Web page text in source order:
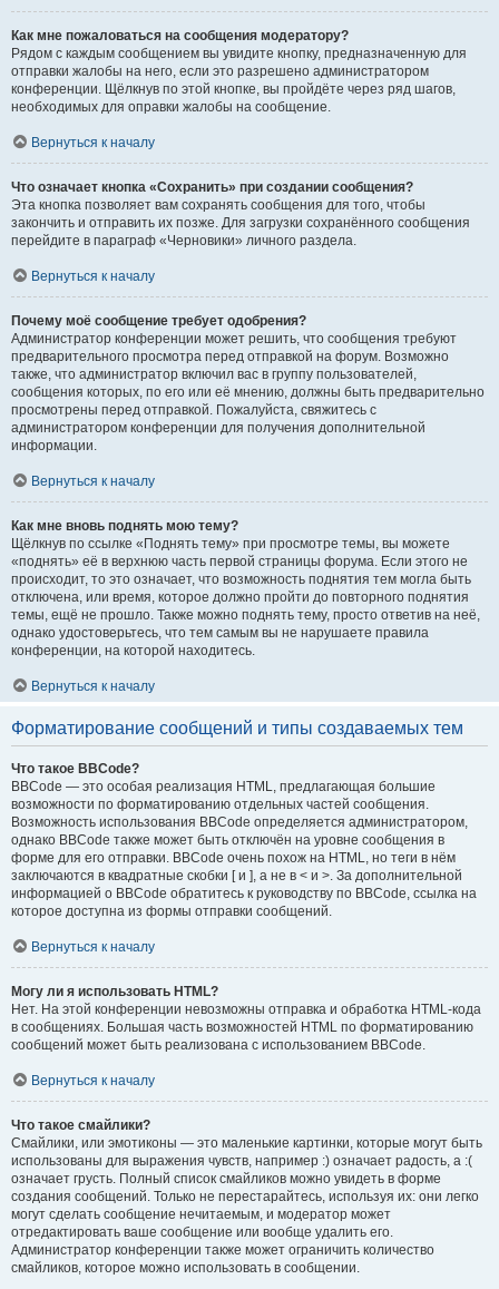
Как мне пожаловаться на сообщения модератору?
Рядом с каждым сообщением вы увидите кнопку, предназначенную для
отправки жалобы на него, если это разрешено администратором
конференции. Щёлкнув по этой кнопке, вы пройдёте через ряд шагов,
необходимых для оправки жалобы на сообщение.
Вернуться к началу
Что означает кнопка «Сохранить» при создании сообщения?
Эта кнопка позволяет вам сохранять сообщения для того, чтобы
закончить и отправить их позже. Для загрузки сохранённого сообщения
перейдите в параграф «Черновики» личного раздела.
Вернуться к началу
Почему моё сообщение требует одобрения?
Администратор конференции может решить, что сообщения требуют
предварительного просмотра перед отправкой на форум. Возможно
также, что администратор включил вас в группу пользователей,
сообщения которых, по его или её мнению, должны быть предварительно
просмотрены перед отправкой. Пожалуйста, свяжитесь с
администратором конференции для получения дополнительной
информации.
Вернуться к началу
Как мне вновь поднять мою тему?
Щёлкнув по ссылке «Поднять тему» при просмотре темы, вы можете
«поднять» её в верхнюю часть первой страницы форума. Если этого не
происходит, то это означает, что возможность поднятия тем могла быть
отключена, или время, которое должно пройти до повторного поднятия
темы, ещё не прошло. Также можно поднять тему, просто ответив на неё,
однако удостоверьтесь, что тем самым вы не нарушаете правила
конференции, на которой находитесь.
Вернуться к началу
Форматирование сообщений и типы создаваемых тем
Что такое BBCode?
BBCode — это особая реализация HTML, предлагающая большие
возможности по форматированию отдельных частей сообщения.
Возможность использования BBCode определяется администратором,
однако BBCode также может быть отключён на уровне сообщения в
форме для его отправки. BBCode очень похож на HTML, но теги в нём
заключаются в квадратные скобки [ и ], а не в < и >. За дополнительной
информацией о BBCode обратитесь к руководству по BBCode, ссылка на
которое доступна из формы отправки сообщений.
Вернуться к началу
Могу ли я использовать HTML?
Нет. На этой конференции невозможны отправка и обработка HTML-кода
в сообщениях. Большая часть возможностей HTML по форматированию
сообщений может быть реализована с использованием BBCode.
Вернуться к началу
Что такое смайлики?
Смайлики, или эмотиконы — это маленькие картинки, которые могут быть
использованы для выражения чувств, например :) означает радость, а :(
означает грусть. Полный список смайликов можно увидеть в форме
создания сообщений. Только не перестарайтесь, используя их: они легко
могут сделать сообщение нечитаемым, и модератор может
отредактировать ваше сообщение или вообще удалить его.
Администратор конференции также может ограничить количество
смайликов, которое можно использовать в сообщении.